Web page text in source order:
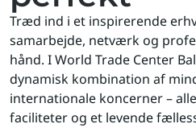
Træd ind i et inspirerende
samarbejde, netværk og
hånd. I World Trade Center
dynamisk kombination af
internationale koncerner –
faciliteter og et levende